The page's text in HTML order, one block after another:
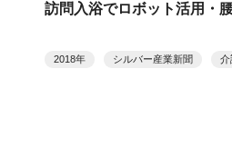
訪問入浴でロボット活用・
2018年 シルバー産業新聞 介